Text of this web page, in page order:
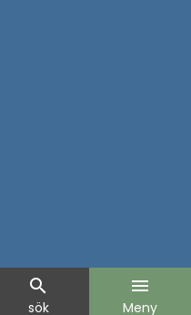
search
sök
menu
Meny